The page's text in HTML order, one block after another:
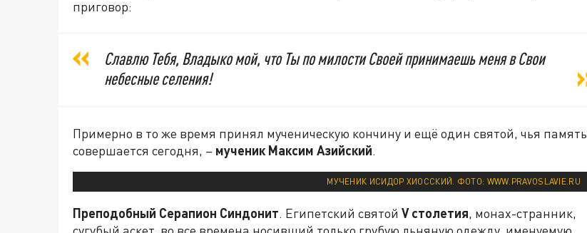
приговор:
Славлю Тебя, Владыко мой, что Ты по милости Своей принимаешь меня в Свои
небесные селения!
Примерно в то же время принял мученическую кончину и ещё один святой, чья память
совершается сегодня, – мученик Максим Азийский.
МУЧЕНИК ИСИДОР ХИОССКИЙ. ФОТО: WWW.PRAVOSLAVIE.RU
Преподобный Серапион Синдонит. Египетский святой Vстолетия, монах-странник,